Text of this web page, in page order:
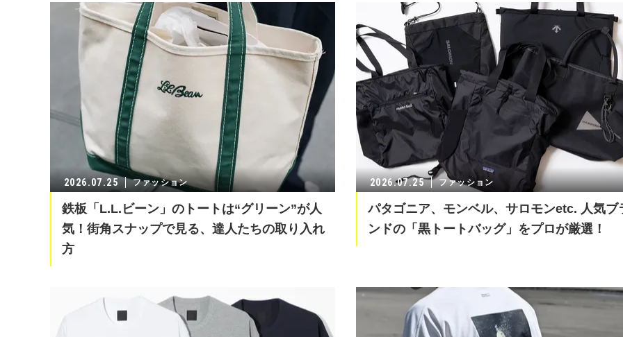
2026.07.25 ファッション
鉄板「L.L.ビーン」のトートは“グリーン”が人
気！街角スナップで見る、達人たちの取り入れ
方
2026.07.25 ファッション
パタゴニア、モンベル、サロモンetc. 人気ブ
ンドの「黒トートバッグ」をプロが厳選！